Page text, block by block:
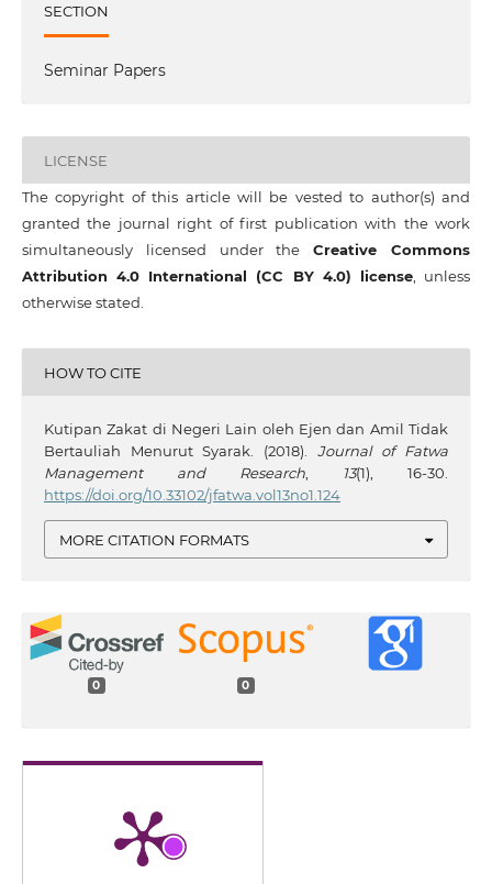
SECTION
Seminar Papers
LICENSE
The copyright of this article will be vested to author(s) and
granted the journal right of first publication with the work
simultaneously licensed under theCreative Commons
Attribution 4.0 International (CC BY 4.0) license, unless
otherwise stated.
HOW TO CITE
Kutipan Zakat di Negeri Lain oleh Ejen dan Amil Tidak
Bertauliah Menurut Syarak. (2018). Journal of Fatwa
Management and Research, 13(1), 16-30.
https://doi.org/10.33102/jfatwa.vol13no1.124
MORE CITATION FORMATS
0 0